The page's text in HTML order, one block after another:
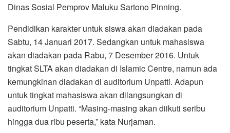
Dinas Sosial Pemprov Maluku Sartono Pinning.
Pendidikan karakter untuk siswa akan diadakan pada
Sabtu, 14 Januari 2017. Sedangkan untuk mahasiswa
akan diadakan pada Rabu, 7 Desember 2016. Untuk
tingkat SLTA akan diadakan di Islamic Centre, namun ada
kemungkinan diadakan di auditorium Unpatti. Adapun
untuk tingkat mahasiswa akan dilangsungkan di
auditorium Unpatti. “Masing-masing akan diikuti seribu
hingga dua ribu peserta,” kata Nurjaman.